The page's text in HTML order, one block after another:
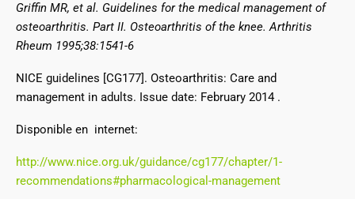
Griffin MR, et al. Guidelines for the medical management of
osteoarthritis. Part II. Osteoarthritis of the knee. Arthritis
Rheum 1995;38:1541-6
NICE guidelines [CG177]. Osteoarthritis: Care and
management in adults. Issue date: February 2014 .
Disponible en internet:
http://www.nice.org.uk/guidance/cg177/chapter/1-
recommendations#pharmacological-management